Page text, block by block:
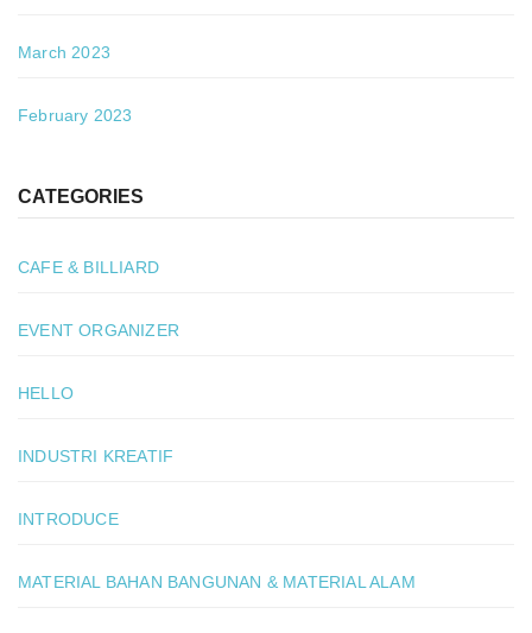
March 2023
February 2023
CATEGORIES
CAFE & BILLIARD
EVENT ORGANIZER
HELLO
INDUSTRI KREATIF
INTRODUCE
MATERIAL BAHAN BANGUNAN & MATERIAL ALAM